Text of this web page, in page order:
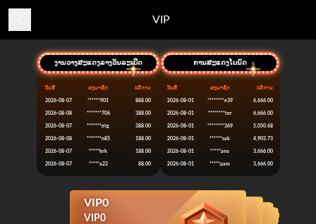
VIP
ງານວາງສະແດງລາງວັນລະເບີດ
ວັນທີ ສະມາຊິກ ບໍລິການ
2026-08-07 ******901 888.00
2026-08-08 *******706 388.00
2026-08-07 *******etg 388.00
2026-08-08 *******n85 188.00
2026-08-07 *****hrk 188.00
2026-08-07 *****a22 88.00
ການສະແດງໂບນັດ
ວັນທີ ສະມາຊິກ ບໍລິການ
2026-08-01 ********e39 6,666.00
2026-08-01 ********ter 6,666.00
2026-08-01 ********369 5,050.68
2026-08-01 ******sak 4,903.73
2026-08-01 *****ano 3,666.00
2026-08-01 *****pam 3,666.00
VIP0
VIP0
VIP10
VIP11
VIP12
VIP13
VIP14
VIP15
VIP16
VIP17
VIP18
VIP19
VIP20